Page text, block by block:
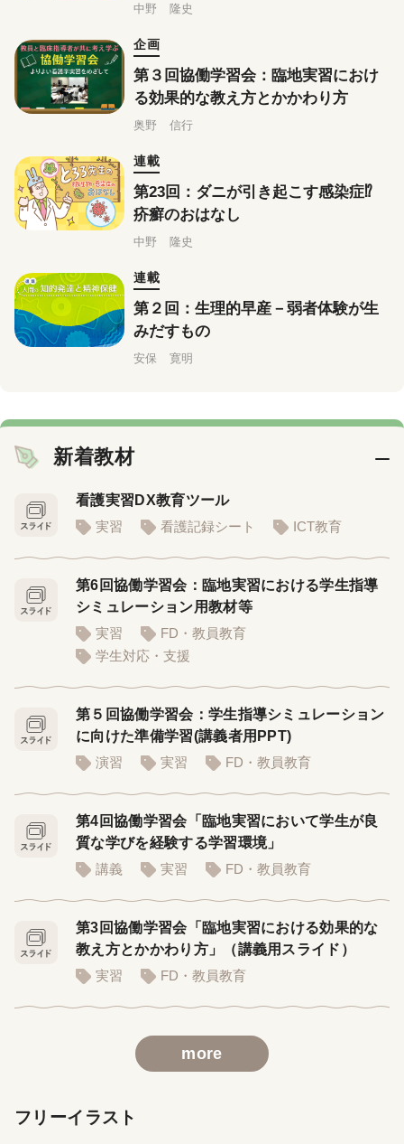
中野 隆史
企画
第３回協働学習会：臨地実習におけ
る効果的な教え方とかかわり方
奥野 信行
連載
第23回：ダニが引き起こす感染症⁉
疥癬のおはなし
中野 隆史
連載
第２回：生理的早産－弱者体験が生
みだすもの
安保 寛明
新着教材
看護実習DX教育ツール
実習
看護記録シート ICT教育
第6回協働学習会：臨地実習における学生指導
シミュレーション用教材等
実習
FD・教員教育
学生対応・支援
第５回協働学習会：学生指導シミュレーション
に向けた準備学習(講義者用PPT)
演習
実習 FD・教員教育
第4回協働学習会「臨地実習において学生が良
質な学びを経験する学習環境」
講義
実習 FD・教員教育
第3回協働学習会「臨地実習における効果的な
教え方とかかわり方」（講義用スライド）
実習
FD・教員教育
more
フリーイラスト